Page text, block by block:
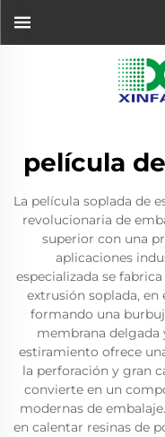
película
La película soplada de
revolucionaria de
superior con una
aplicaciones
especializada se
extrusión soplada,
formando una
membrana delgada
estiramiento ofrece
la perforación y gran
convierte en un
modernas de
en calentar resinas de